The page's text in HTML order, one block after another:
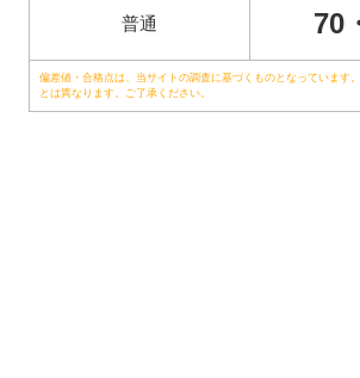
普通 70
偏差値・合格点は、当サイトの調査に基づくものとなっています
とは異なります。ご了承ください。